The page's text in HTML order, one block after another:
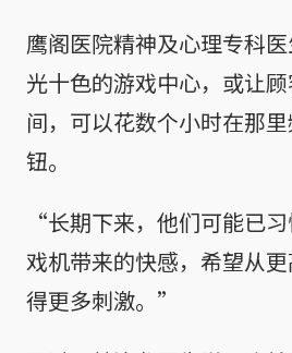
鹰阁医院精神及心理专科
光十色的游戏中心，或让
间，可以花数个小时在那
钮。
“长期下来，他们可能已
戏机带来的快感，希望从
得更多刺激。”